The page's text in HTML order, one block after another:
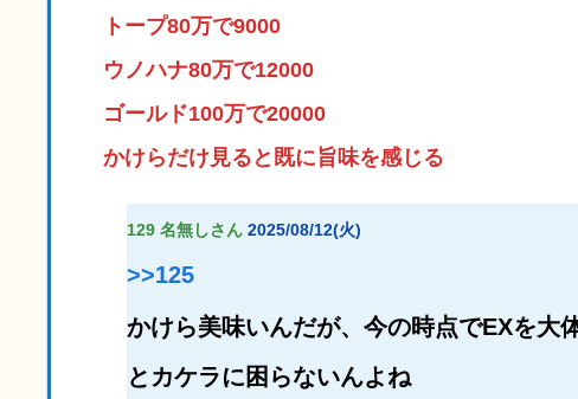
トープ80万で9000
ウノハナ80万で12000
ゴールド100万で20000
かけらだけ見ると既に旨味を感じる
129 名無しさん 2025/08/12(火)
>>125
かけら美味いんだが、今の時点でEXを大
とカケラに困らないんよね